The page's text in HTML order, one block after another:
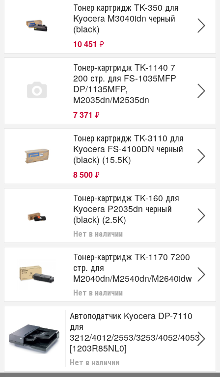
Тонер картридж TK-350 для
Kyocera M3040idn черный
(black)
10 451 ₽
Тонер-картридж TK-1140 7
200 стр. для FS-1035MFP
DP/1135MFP,
M2035dn/M2535dn
7 371 ₽
Тонер картридж TK-3110 для
Kyocera FS-4100DN черный
(black) (15.5K)
8 500 ₽
Тонер-картридж TK-160 для
Kyocera P2035dn черный
(black) (2.5K)
Нет в наличии
Тонер-картридж TK-1170 7200
стр. для
M2040dn/M2540dn/M2640idw
Нет в наличии
Автоподатчик Kyocera DP-7110
для
3212/4012/2553/3253/4052/4053
[1203R85NL0]
Нет в наличии